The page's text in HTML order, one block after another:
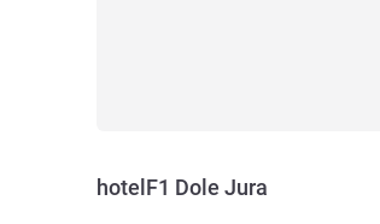
hotelF1 Dole Jura